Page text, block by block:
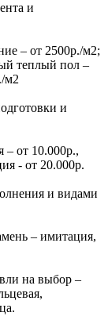
и
– от 2500р./м2;
теплый пол –
м2
и
– от 10.000р.,
- от 20.000р.
и видами
– имитация,
на выбор –